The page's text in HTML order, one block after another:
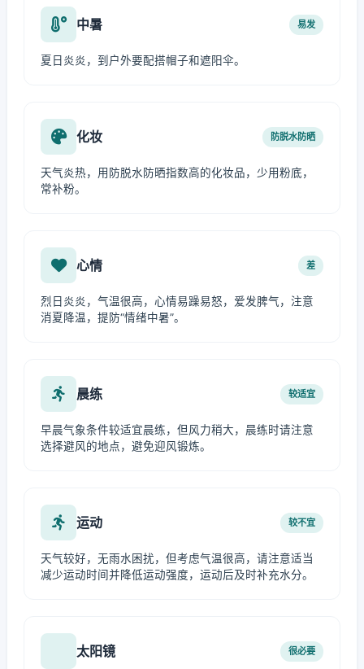
中暑 易发
夏日炎炎，到户外要配搭帽子和遮阳伞。
化妆 防脱水防晒
天气炎热，用防脱水防晒指数高的化妆品，少用粉底，
常补粉。
心情 差
烈日炎炎，气温很高，心情易躁易怒，爱发脾气，注意
消夏降温，提防“情绪中暑”。
晨练 较适宜
早晨气象条件较适宜晨练，但风力稍大，晨练时请注意
选择避风的地点，避免迎风锻炼。
运动 较不宜
天气较好，无雨水困扰，但考虑气温很高，请注意适当
减少运动时间并降低运动强度，运动后及时补充水分。
太阳镜 很必要